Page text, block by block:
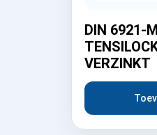
DIN 6921-
VERZINKT